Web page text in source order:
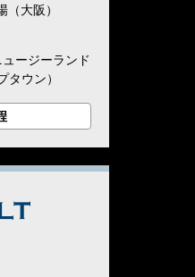
（大阪）
ュージーランド
タウン）